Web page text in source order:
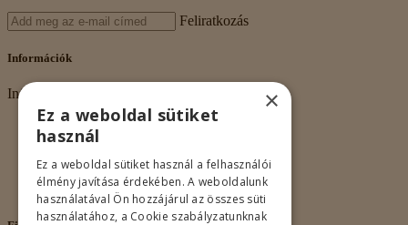
Feliratkozás
Információk
Információk
Rólunk
Adatkezelés
Vásárlási feltételek
Nagykereskedelem
Kapcsolat
×
Ez a weboldal sütiket
használ
Ez a weboldal sütiket használ a felhasználói
élmény javítása érdekében. A weboldalunk
használatával Ön hozzájárul az összes süti
használatához, a Cookie szabályzatunknak